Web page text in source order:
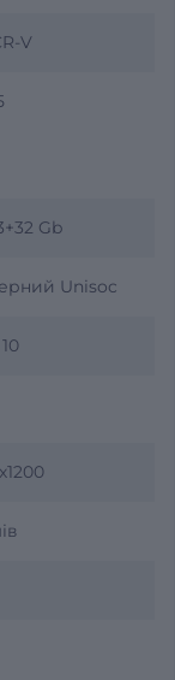
V
Gb
Unisoc